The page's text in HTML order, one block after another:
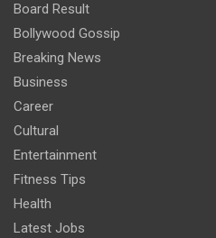
Board Result
Bollywood Gossip
Breaking News
Business
Career
Cultural
Entertainment
Fitness Tips
Health
Latest Jobs